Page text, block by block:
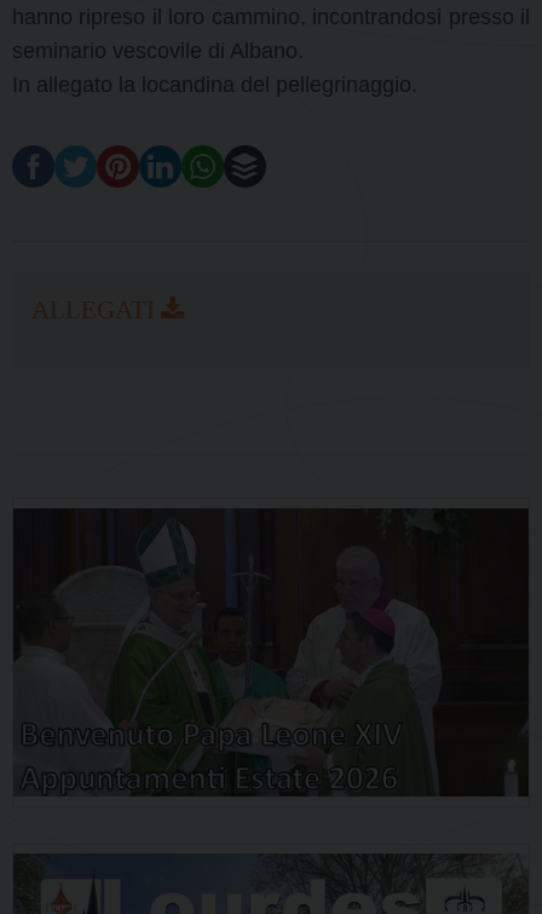
hanno ripreso il loro cammino, incontrandosi presso il
seminario vescovile di Albano.
In allegato la locandina del pellegrinaggio.